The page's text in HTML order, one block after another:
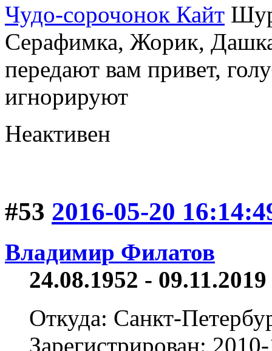
Чудо-сорочонок Кайт
Серафимка, Жорик,
передают вам привет,
игнорируют
Неактивен
#53 2016-05-20
Владимир Филатов
24.08.1952 -
Откуда: Санкт-
Зарегистрирован: